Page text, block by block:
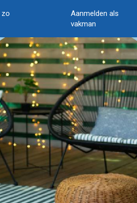
zo
Aanmelden als
vakman